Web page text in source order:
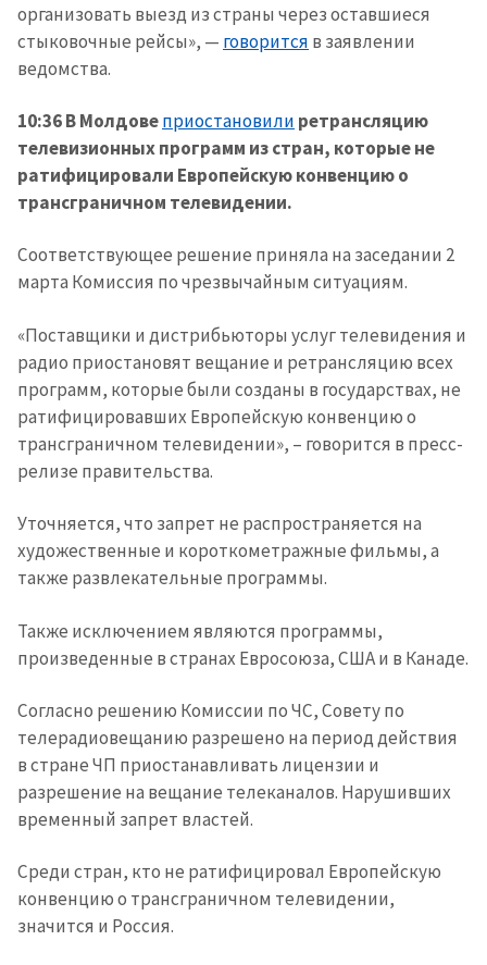
организовать выезд из страны через оставшиеся
стыковочные рейсы», — говорится в заявлении
ведомства.
10:36 В Молдовеприостановили ретрансляцию
телевизионных программ из стран, которые не
ратифицировали Европейскую конвенцию о
трансграничном телевидении.
Соответствующее решение приняла на заседании 2
марта Комиссия по чрезвычайным ситуациям.
«Поставщики и дистрибьюторы услуг телевидения и
радио приостановят вещание и ретрансляцию всех
программ, которые были созданы в государствах, не
ратифицировавших Европейскую конвенцию о
трансграничном телевидении», – говорится в пресс-
релизе правительства.
Уточняется, что запрет не распространяется на
художественные и короткометражные фильмы, а
также развлекательные программы.
Также исключением являются программы,
произведенные в странах Евросоюза, США и в Канаде.
Согласно решению Комиссии по ЧС, Совету по
телерадиовещанию разрешено на период действия
в стране ЧП приостанавливать лицензии и
разрешение на вещание телеканалов. Нарушивших
временный запрет властей.
Среди стран, кто не ратифицировал Европейскую
конвенцию о трансграничном телевидении,
значится и Россия.